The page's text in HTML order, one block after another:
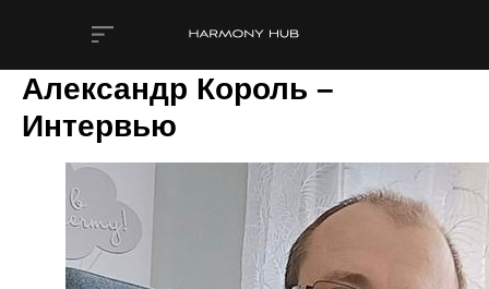
Александр Король –
Интервью